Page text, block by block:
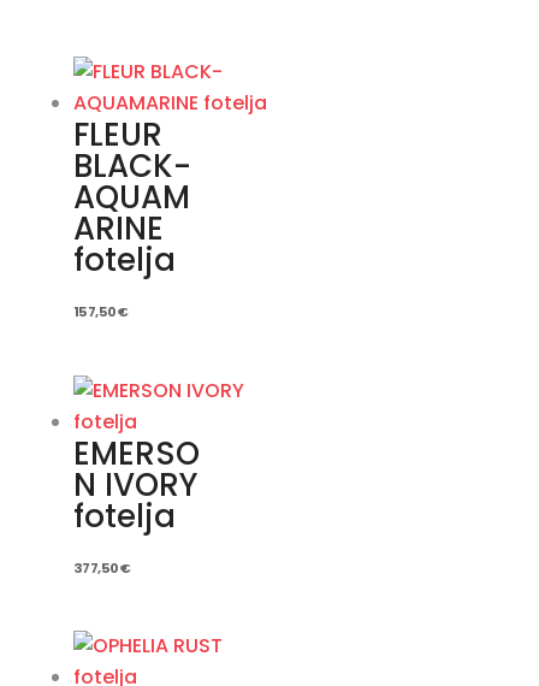
FLEUR
BLACK-
AQUAM
ARINE
fotelja
157,50€
EMERSO
N IVORY
fotelja
377,50€